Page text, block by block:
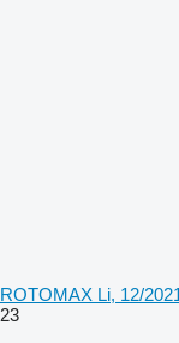
ROTOMAX Li, 12/
23